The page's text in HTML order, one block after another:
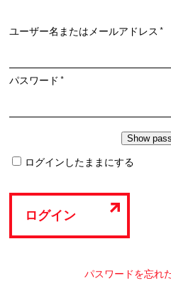
ユーザー名またはメールアドレス*必
パスワード*必
ログインしたままにする
ログイン
パスワードを忘れ